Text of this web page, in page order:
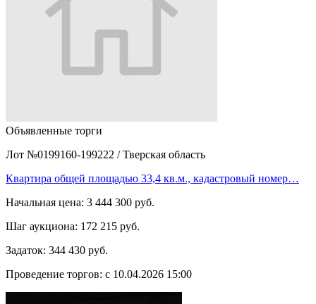
Объявленные торги
Лот №0199160-199222 / Тверская область
Квартира общей площадью 33,4 кв.м., кадастровый номер…
Начальная цена: 3 444 300 руб.
Шаг аукциона: 172 215 руб.
Задаток: 344 430 руб.
Проведение торгов: с 10.04.2026 15:00